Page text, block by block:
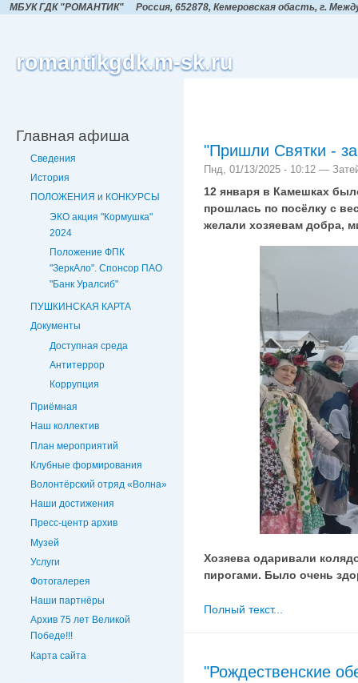
МБУК ГДК "РОМАНТИК" Россия, 652878, Кемеровская обасть, г.
romantikgdk.m-sk.ru
Главная афиша
Сведения
История
ПОЛОЖЕНИЯ и КОНКУРСЫ
ЭКО акция "Кормушка"
2024
Положение ФПК
"ЗеркАло". Спонсор ПАО
"Банк Уралсиб"
ПУШКИНСКАЯ КАРТА
Документы
Доступная среда
Антитеррор
Коррупция
Приёмная
Наш коллектив
План мероприятий
Клубные формирования
Волонтёрский отряд «Волна»
Наши достижения
Пресс-центр архив
Музей
Услуги
Фотогалерея
Наши партнёры
Архив 75 лет Великой
Победе!!!
Карта сайта
"Пришли Святки -
Пнд, 01/13/2025 - 10:12 —
12 января в Камешках
прошлась по посёлку с
желали хозяевам добра,
Хозяева одаривали
пирогами. Было очень
Полный текст...
"Рождественские